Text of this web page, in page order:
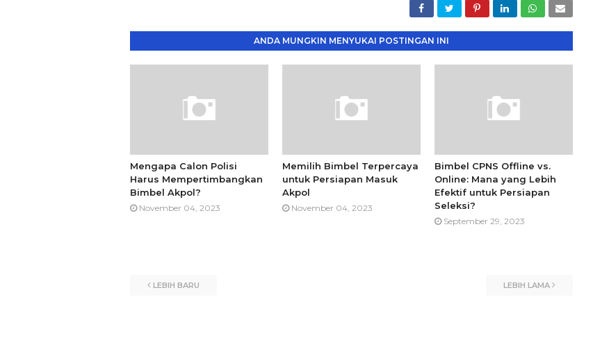
ANDA MUNGKIN MENYUKAI POSTINGAN INI
Mengapa Calon Polisi
Harus Mempertimbangkan
Bimbel Akpol?
November 04, 2023
Memilih Bimbel Terpercaya
untuk Persiapan Masuk
Akpol
November 04, 2023
Bimbel CPNS Offline vs.
Online: Mana yang Lebih
Efektif untuk Persiapan
Seleksi?
September 29, 2023
LEBIH BARU LEBIH LAMA